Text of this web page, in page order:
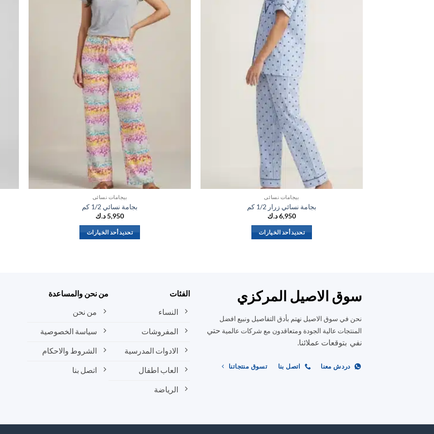
بيجامات نسائي
بجامة نسائي زرار 1/2 كم
6,950د.ك
تحديد أحد الخيارات
المختلفة
لهذا
يمكن
اختيار
صفحة
بيجامات نسائي
بجامة نسائي 1/2 كم
5,950د.ك
تحديد أحد الخيارات
لهذا
المنتج.
اختيار
صفحة
سوق الاصيل المركزي
نحن في سوق الاصيل نهتم بأدق التفاصيل ونبيع افضل
المنتجات عالية الجودة ومتعاقدون مع شركات عالمية حتي
نفي بتوقعات عملائنا.
دردش معنا اتصل بنا تسوق منتجاتنا
الفئات
النساء
المفروشات
الادوات المدرسية
العاب اطفال
الرياضة
من نحن والمساعدة
من نحن
سياسة الخصوصية
الشروط والاحكام
اتصل بنا